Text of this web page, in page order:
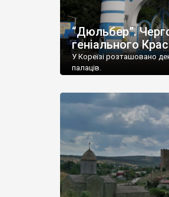
“Дюльбер”.
геніального
У Кореїзі розташовано
палаців.